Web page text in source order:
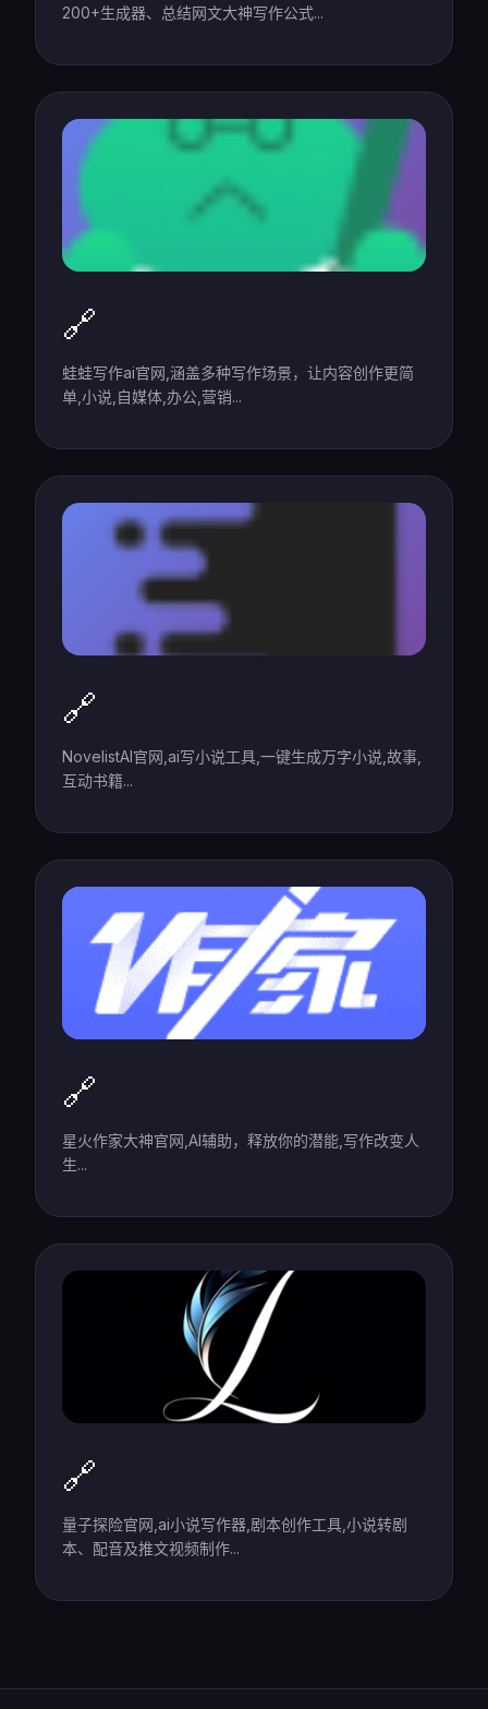
200+生成器、总结网文大神写作公式...
🔗
蛙蛙写作ai官网,涵盖多种写作场景，让内容创作更简
单,小说,自媒体,办公,营销...
🔗
NovelistAI官网,ai写小说工具,一键生成万字小说,故事,
互动书籍...
🔗
星火作家大神官网,AI辅助，释放你的潜能,写作改变人
生...
🔗
量子探险官网,ai小说写作器,剧本创作工具,小说转剧
本、配音及推文视频制作...